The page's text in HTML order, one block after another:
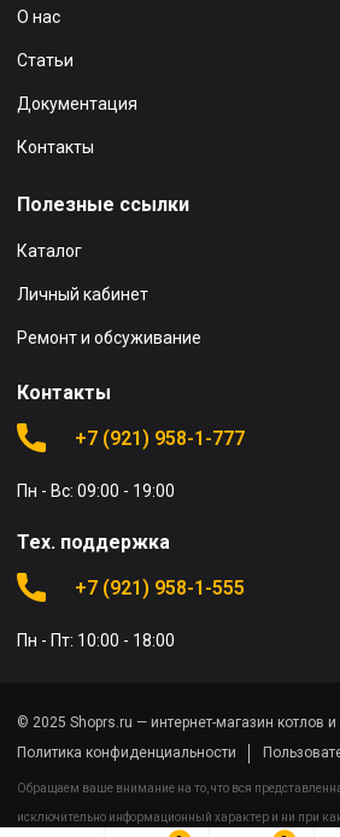
О нас
Статьи
Документация
Контакты
Полезные ссылки
Каталог
Личный кабинет
Ремонт и обсуживание
Контакты
+7 (921) 958-1-777
Пн - Вс: 09:00 - 19:00
Тех. поддержка
+7 (921) 958-1-555
Пн - Пт: 10:00 - 18:00
© 2025 Shoprs.ru — интернет-магазин котлов и
Политика конфиденциальности
Обращаем ваше внимание на то, что вся
исключительно информационный характер и ни при